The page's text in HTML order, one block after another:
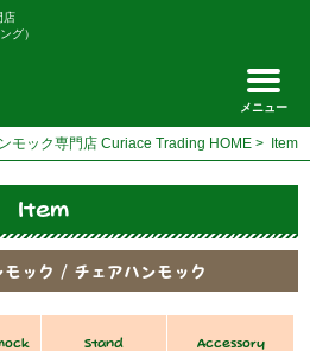
店
グ）
メニュー
モック専門店 Curiace Trading HOME > Item
Item
モック / チェアハンモック
Stand
Accessory